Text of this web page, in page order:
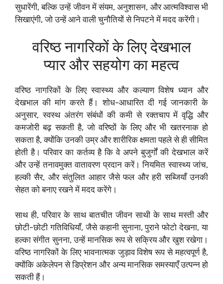
सुधारेंगी, बल्कि उन्हें जीवन में संयम, अनुशासन, और आत्मविश्वास भी
सिखाएंगी, जो उन्हें आने वाली चुनौतियों से निपटने में मदद करेंगी।
वरिष्ठ नागरिकों के लिए देखभाल
प्यार और सहयोग का महत्व
वरिष्ठ नागरिकों के लिए स्वास्थ्य और कल्याण विशेष ध्यान और
देखभाल की मांग करते हैं। शोध-आधारित दी गई जानकारी के
अनुसार, स्वस्थ अंतरंग संबंधों की कमी से रक्तचाप में वृद्धि और
कमजोरी बढ़ सकती है, जो वरिष्ठों के लिए और भी खतरनाक हो
सकता है, क्योंकि उनकी उम्र और शारीरिक क्षमता पहले से ही सीमित
होती है। परिवार का कर्तव्य है कि वे अपने बुजुर्गों की देखभाल करें
और उन्हें तनावमुक्त वातावरण प्रदान करें। नियमित स्वास्थ्य जांच,
हल्की सैर, और संतुलित आहार जैसे फल और हरी सब्जियाँ उनकी
सेहत को बनाए रखने में मदद करेंगे।
साथ ही, परिवार के साथ बातचीत जीवन साथी के साथ मस्ती और
छोटी-छोटी गतिविधियाँ, जैसे कहानी सुनाना, पुराने फोटो देखना, या
हल्का संगीत सुनना, उन्हें मानसिक रूप से सक्रिय और खुश रखेगा।
वरिष्ठ नागरिकों के लिए भावनात्मक जुड़ाव विशेष रूप से महत्वपूर्ण है,
क्योंकि अकेलेपन से डिप्रेशन और अन्य मानसिक समस्याएँ उत्पन्न हो
सकती हैं।